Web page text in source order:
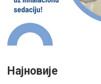
Најновије